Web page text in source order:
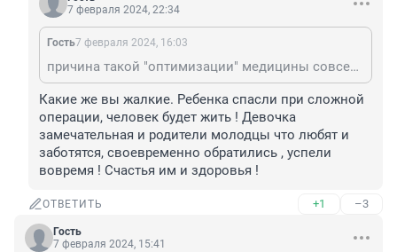
7 февраля 2024, 22:34
Гость7 февраля 2024, 16:03
причина такой "оптимизации" медицины совсем в другом, но большинство голосует за это, а потом недовольно.
Какие же вы жалкие. Ребенка спасли при сложной
операции, человек будет жить ! Девочка
замечательная и родители молодцы что любят и
заботятся, своевременно обратились , успели
вовремя ! Счастья им и здоровья !
ОТВЕТИТЬ +1 –3
Гость
7 февраля 2024, 15:41